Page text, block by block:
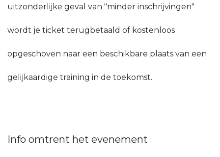
uitzonderlijke geval van "minder inschrijvingen"
wordt je ticket terugbetaald of kostenloos
opgeschoven naar een beschikbare plaats van een
gelijkaardige training in de toekomst.
Info omtrent het evenement